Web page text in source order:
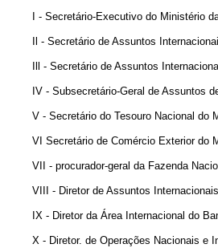
I - Secretário-Executivo do Ministério
Il - Secretário de Assuntos
Ill - Secretário de Assuntos
IV - Subsecretário-Geral de Assuntos
V - Secretário do Tesouro Nacional do
VI Secretário de Comércio Exterior do
VII - procurador-geral da Fazenda
VIII - Diretor de Assuntos
IX - Diretor da Área Internacional do
X - Diretor. de Operações Nacionais e